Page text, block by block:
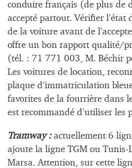
conduire français (de plus de
accepté partout. Vérifier l’état
de la voiture avant de
offre un bon rapport qualité/
(tél. : 71 771 003, M. Béchir
Les voitures de location,
plaque d’immatriculation
favorites de la fourrière dans
est recommandé d’utiliser les
Tramway : actuellement 6
ajoute la ligne TGM ou Tunis-
Marsa. Attention, sur cette